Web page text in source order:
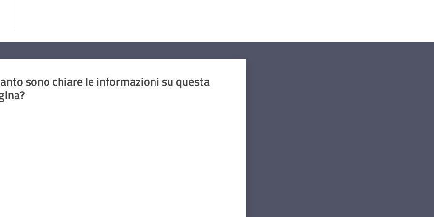
sono chiare le informazioni su questa